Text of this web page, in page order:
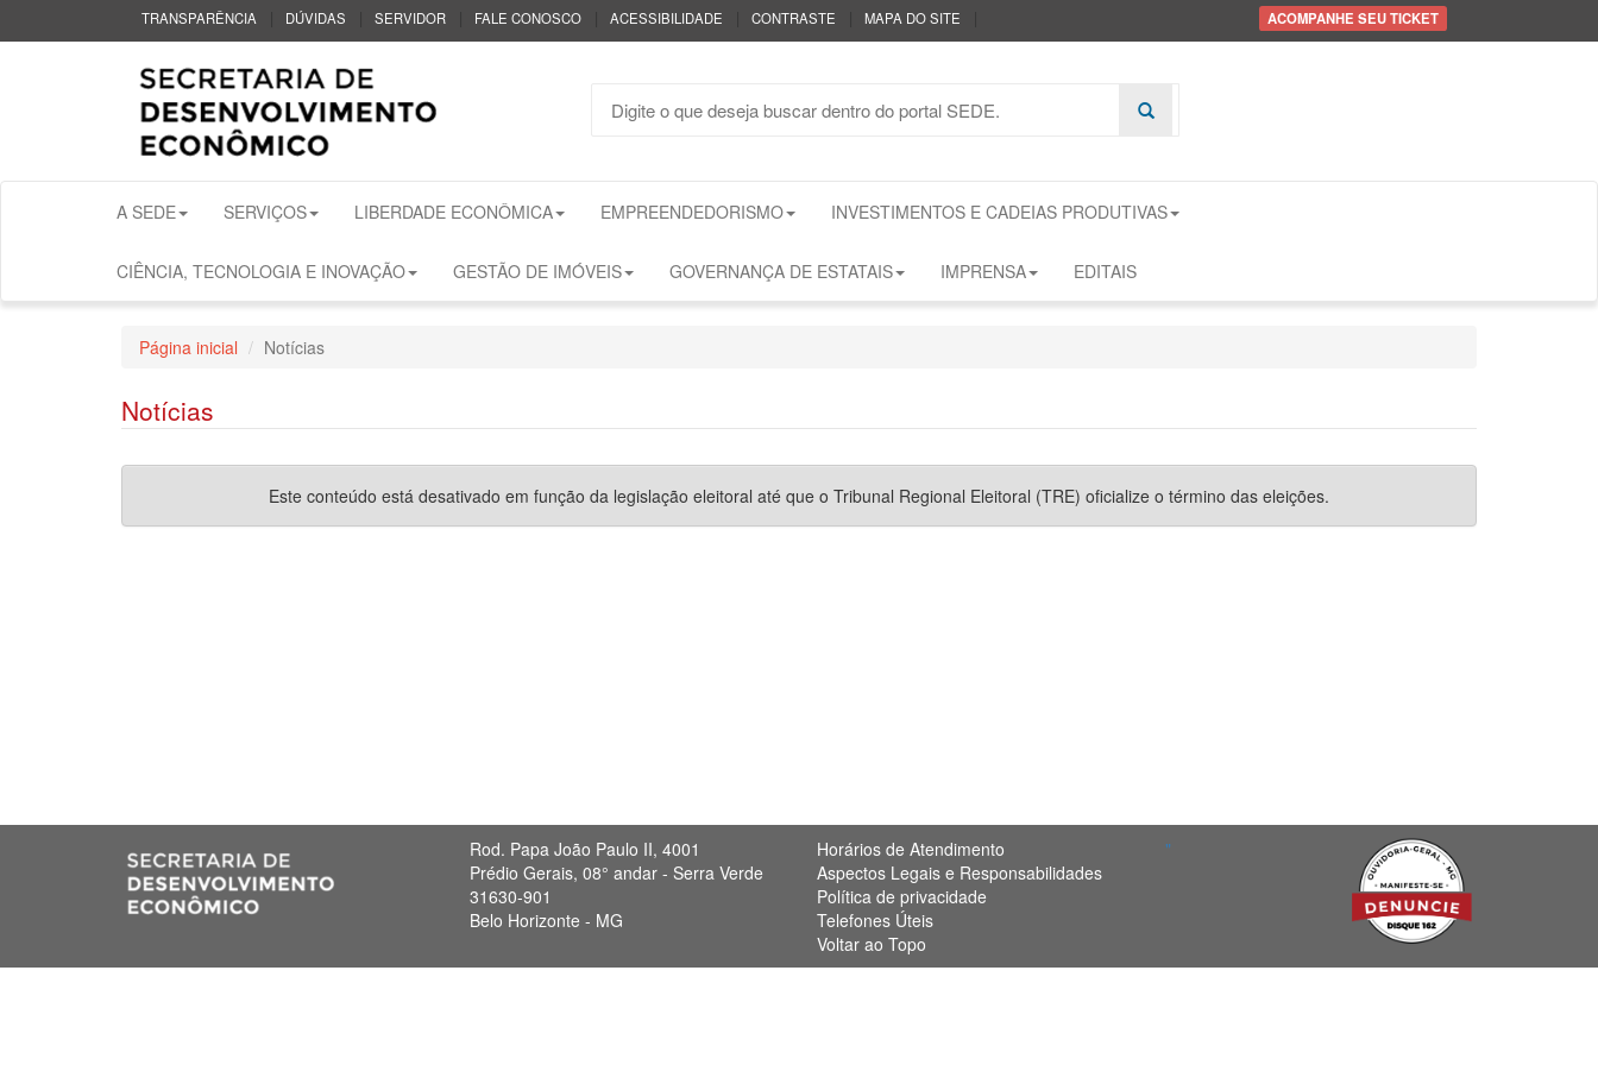
TRANSPARÊNCIA DÚVIDAS SERVIDOR FALE CONOSCO ACESSIBILIDADE CONTRASTE MAPA DO SITE ACOMPANHE SEU TICKET
A SEDE SERVIÇOS LIBERDADE ECONÔMICA EMPREENDEDORISMO INVESTIMENTOS E CADEIAS PRODUTIVAS
CIÊNCIA, TECNOLOGIA E INOVAÇÃO GESTÃO DE IMÓVEIS GOVERNANÇA DE ESTATAIS IMPRENSA EDITAIS
Página inicial Notícias
Notícias
Este conteúdo está desativado em função da legislação eleitoral até que o Tribunal Regional Eleitoral (TRE) oficialize o término das eleições.
Rod. Papa João Paulo II, 4001
Prédio Gerais, 08° andar - Serra Verde
31630-901
Belo Horizonte - MG
Horários de Atendimento
Aspectos Legais e Responsabilidades
Política de privacidade
Telefones Úteis
Voltar ao Topo
"